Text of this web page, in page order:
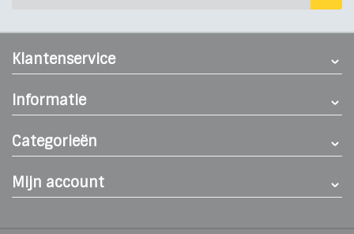
Klantenservice
Informatie
Categorieën
Mijn account